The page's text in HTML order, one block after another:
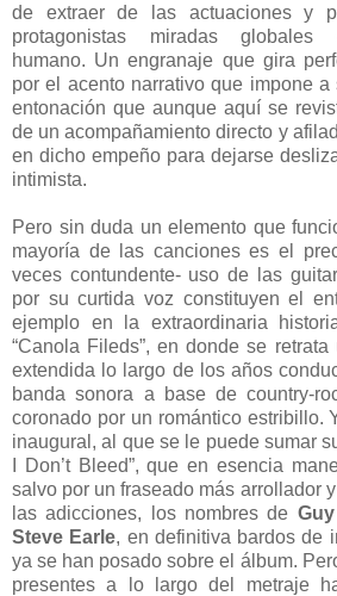
de extraer de las actuaciones y
protagonistas miradas globales
humano. Un engranaje que gira
por el acento narrativo que impone a
entonación que aunque aquí se
de un acompañamiento directo y
en dicho empeño para dejarse
intimista.
Pero sin duda un elemento que
mayoría de las canciones es el
veces contundente- uso de las
por su curtida voz constituyen el
ejemplo en la extraordinaria
“Canola Fileds”, en donde se
extendida lo largo de los años
banda sonora a base de country-
coronado por un romántico estribillo.
inaugural, al que se le puede sumar
I Don’t Bleed”, que en esencia
salvo por un fraseado más arrollador
las adicciones, los nombres de
Steve Earle, en definitiva bardos de
ya se han posado sobre el álbum.
presentes a lo largo del metraje